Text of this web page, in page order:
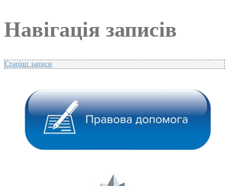
Навігація записів
Старіші записи